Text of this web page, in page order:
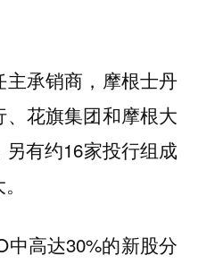
承销商，摩根士丹
花旗集团和摩根大
有约16家投行组成
中高达30%的新股分